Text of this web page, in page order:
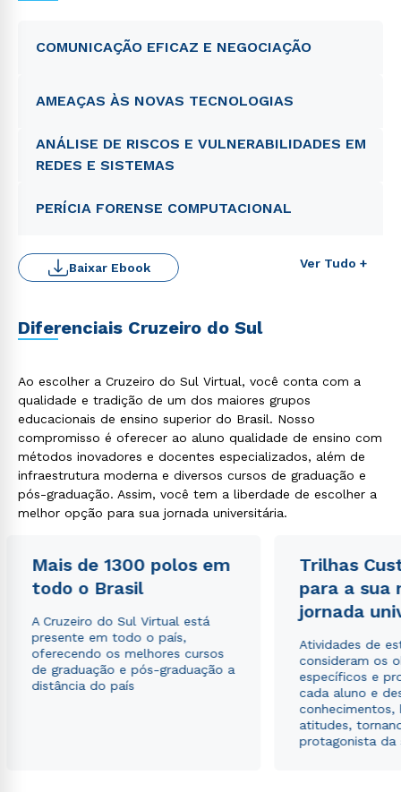
COMUNICAÇÃO EFICAZ E NEGOCIAÇÃO
AMEAÇAS ÀS NOVAS TECNOLOGIAS
ANÁLISE DE RISCOS E VULNERABILIDADES EM
REDES E SISTEMAS
PERÍCIA FORENSE COMPUTACIONAL
Ver Tudo +
Baixar Ebook
Diferenciais Cruzeiro do Sul
Ao escolher a Cruzeiro do Sul Virtual, você conta com a
qualidade e tradição de um dos maiores grupos
educacionais de ensino superior do Brasil. Nosso
compromisso é oferecer ao aluno qualidade de ensino com
métodos inovadores e docentes especializados, além de
infraestrutura moderna e diversos cursos de graduação e
pós-graduação. Assim, você tem a liberdade de escolher a
melhor opção para sua jornada universitária.
Mais de 1300 polos em
todo o Brasil
A Cruzeiro do Sul Virtual está
presente em todo o país,
oferecendo os melhores cursos
de graduação e pós-graduação a
distância do país
Trilhas
para a sua
jornada
Atividades de
consideram os
específicos e
cada aluno e
conhecimentos,
atitudes,
protagonista da
Rápido e fácil
WhatsApp
ou
Estou de acordo com a Política de Privacidade.e
autorizo que meus dados sejam utilizados para o
envio de conteúdos da Cruzeiro do Sul.